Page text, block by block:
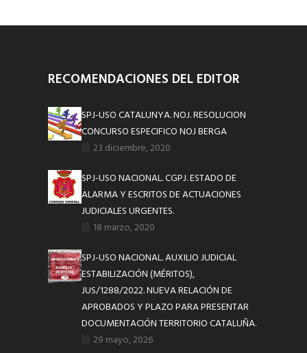
RECOMENDACIONES DEL EDITOR
SPJ-USO CATALUNYA. NOJ. RESOLUCION
CONCURSO ESPECIFICO NOJ BERGA
23 diciembre, 2020
SPJ-USO NACIONAL. CGPJ. ESTADO DE
ALARMA Y ESCRITOS DE ACTUACIONES
JUDICIALES URGENTES.
18 marzo, 2020
SPJ-USO NACIONAL. AUXILIO JUDICIAL
ESTABILIZACIÓN (MÉRITOS),
JUS/1288/2022. NUEVA RELACIÓN DE
APROBADOS Y PLAZO PARA PRESENTAR
DOCUMENTACIÓN TERRITORIO CATALUÑA.
29 mayo, 2026